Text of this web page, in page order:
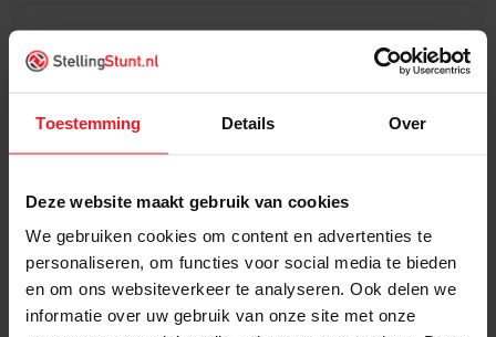
Toestemming Details Over
Deze website maakt gebruik van cookies
We gebruiken cookies om content en advertenties te
personaliseren, om functies voor social media te bieden
en om ons websiteverkeer te analyseren. Ook delen we
informatie over uw gebruik van onze site met onze
Product informatie